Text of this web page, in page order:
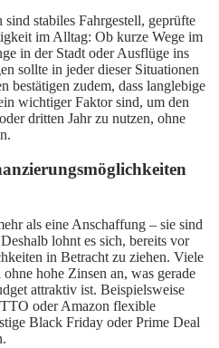
stabiles Fahrgestell, geprüfte
im Alltag: Ob kurze Wege im
in der Stadt oder Ausflüge ins
sollte in jeder dieser Situationen
bestätigen zudem, dass langlebige
wichtiger Faktor sind, um den
dritten Jahr zu nutzen, ohne
als eine Anschaffung – sie sind
lohnt es sich, bereits vor
in Betracht zu ziehen. Viele
hohe Zinsen an, was gerade
attraktiv ist. Beispielsweise
oder Amazon flexible
Black Friday oder Prime Deal